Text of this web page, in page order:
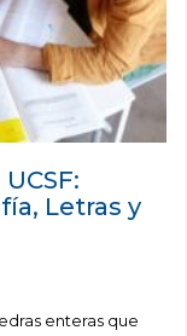
Letras y
enteras que